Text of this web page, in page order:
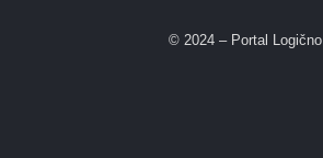
© 2024 – Portal Logično